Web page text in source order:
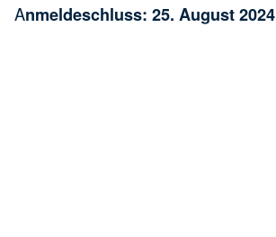
Anmeldeschluss: 25. August 2024